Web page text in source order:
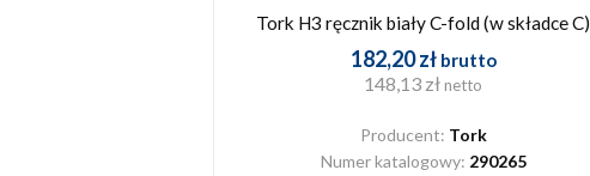
Tork H3 ręcznik biały C-fold (w składce C)
182,20 zł brutto
148,13 zł netto
Producent: Tork
Numer katalogowy: 290265